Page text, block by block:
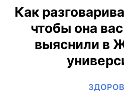
Как
чтобы она
выяснили в